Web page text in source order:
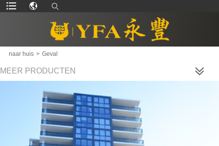
naar huis > Geval
MEER PRODUCTEN